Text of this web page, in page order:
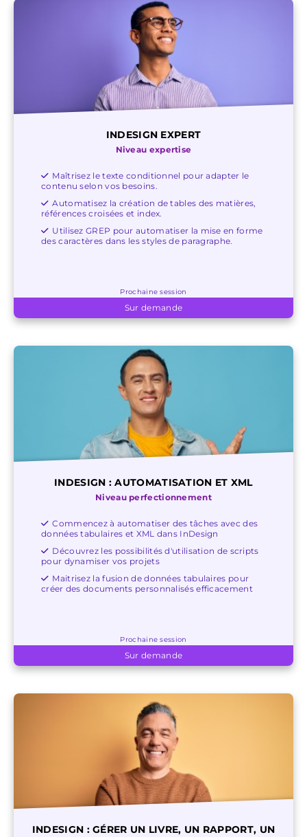
INDESIGN EXPERT
Niveau expertise
Maîtrisez le texte conditionnel pour adapter le
contenu selon vos besoins.
Automatisez la création de tables des matières,
références croisées et index.
Utilisez GREP pour automatiser la mise en forme
des caractères dans les styles de paragraphe.
Prochaine session
Sur demande
INDESIGN : AUTOMATISATION ET XML
Niveau perfectionnement
Commencez à automatiser des tâches avec des
données tabulaires et XML dans InDesign
Découvrez les possibilités d'utilisation de scripts
pour dynamiser vos projets
Maitrisez la fusion de données tabulaires pour
créer des documents personnalisés efficacement
Prochaine session
Sur demande
INDESIGN : GÉRER UN LIVRE, UN RAPPORT, UN